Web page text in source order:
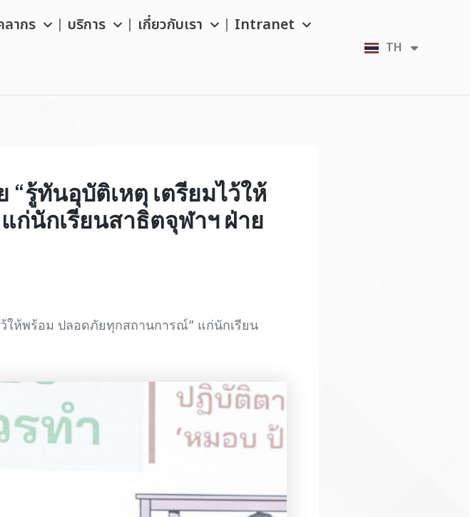
ลากร บริการ เกี่ยวกับเรา Intranet
TH
EN
รู้ทันอุบัติเหตุ เตรียมไว้ให้
นักเรียนสาธิตจุฬาฯ ฝ่าย
ให้พร้อม ปลอดภัยทุกสถานการณ์” แก่นักเรียน